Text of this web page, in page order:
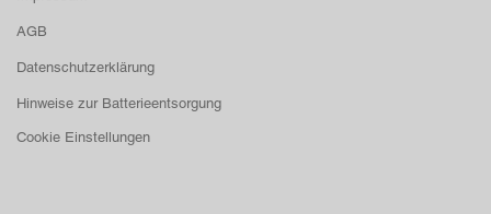
AGB
Datenschutzerklärung
Hinweise zur Batterieentsorgung
Cookie Einstellungen